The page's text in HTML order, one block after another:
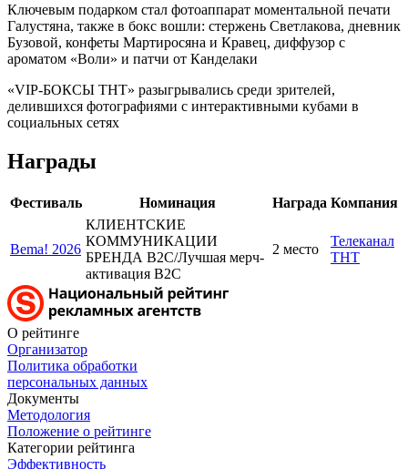
Ключевым подарком стал фотоаппарат моментальной печати
Галустяна, также в бокс вошли: стержень Светлакова, дневник
Бузовой, конфеты Мартиросяна и Кравец, диффузор с
ароматом «Воли» и патчи от Канделаки
«VIP-БОКСЫ ТНТ» разыгрывались среди зрителей,
делившихся фотографиями с интерактивными кубами в
социальных сетях
Награды
Фестиваль Номинация Награда Компания
Bema! 2026
КЛИЕНТСКИЕ
КОММУНИКАЦИИ
БРЕНДА B2C/Лучшая мерч-
активация B2C
2 место
Телеканал
ТНТ
О рейтинге
Организатор
Политика обработки
персональных данных
Документы
Методология
Положение о рейтинге
Категории рейтинга
Эффективность